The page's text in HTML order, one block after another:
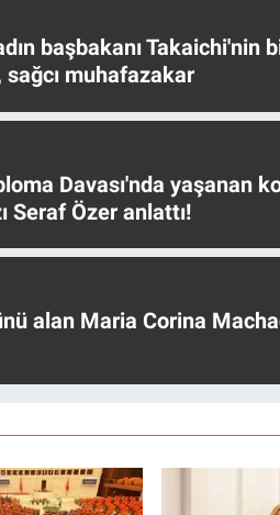
başbakanı Takaichi'nin
sağcı muhafazakar
Davası'nda yaşanan
Seraf Özer anlattı!
alan Maria Corina